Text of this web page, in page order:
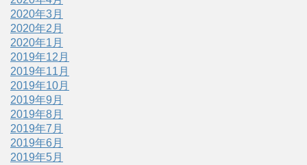
2020年3月
2020年2月
2020年1月
2019年12月
2019年11月
2019年10月
2019年9月
2019年8月
2019年7月
2019年6月
2019年5月